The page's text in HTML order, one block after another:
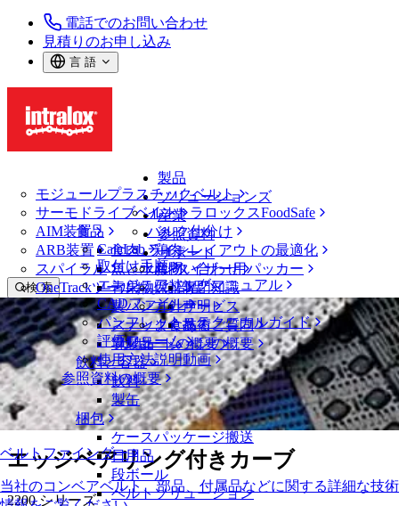
電話でのお問い合わせ
見積りのお申し込み
言 語
製品
モジュールプラスチックベルト
サーモドライブベルト
AIM装置
ARB装置
スパイラル
OneTrackツールおよび部品
ベルトファインダー
当社のコンベアベルト、部品、付属品などに関する詳細な技術
ソリューションズ
イントラロックスFoodSafe
バルク仕分け
ラインレイアウトの最適化
パレタイザー用パッカー
専門知識
サービス
技術
ソリューションの概要
産業
食品
食肉、鶏肉
魚と水産物
青果物
製パン
スナック食品
乳製品
飲料と容器
飲料
製缶
梱包
ケースパッケージ搬送
日用品
段ボール
ベルトソリューション
参照資料
CalcLab
取付け手順
エンジニアリングマニュアル
CADファイル
パンフレット・テクニカルガイド
評価フォーム
使用方法説明動画
参照資料の概要
サポート
お問い合わせ
保証
方針声明
よくあるご質問
サポートの概要
検 索
メニューを開く
ベルトファインダー
ベルトファインダー
モジュールプラスチックベルト
2200 シリーズ
エッジベアリング付きカーブ
エッジベアリング付きカーブ
2200 シリーズ